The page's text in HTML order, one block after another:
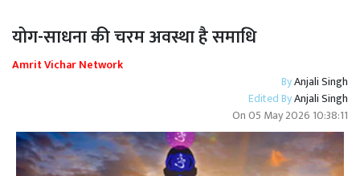
योग-साधना की चरम अवस्था है समाधि
Amrit Vichar Network
ByAnjali Singh
Edited ByAnjali Singh
On05 May 2026 10:38:11